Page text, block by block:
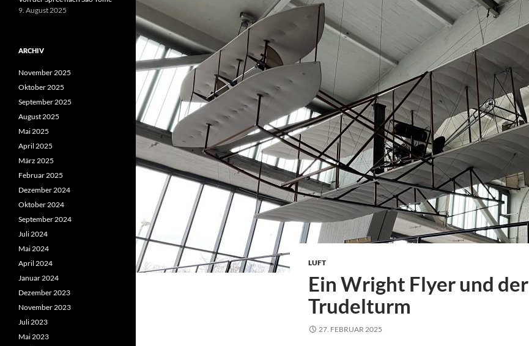
LUFT
Ein Wright Flyer und der
Trudelturm
27. FEBRUAR 2025
9. August 2025
ARCHIV
November 2025
Oktober 2025
September 2025
August 2025
Mai 2025
April 2025
März 2025
Februar 2025
Dezember 2024
Oktober 2024
September 2024
Juli 2024
Mai 2024
April 2024
Januar 2024
Dezember 2023
November 2023
Juli 2023
Mai 2023